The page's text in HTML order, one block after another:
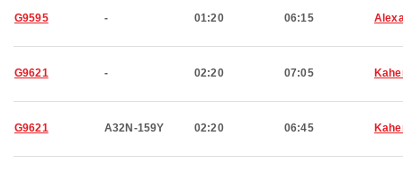
G9595 - 01:20 06:15
G9621 - 02:20 07:05
G9621 A32N-159Y 02:20 06:45